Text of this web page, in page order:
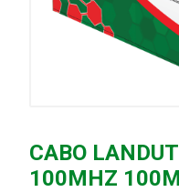
CABO
100MHZ